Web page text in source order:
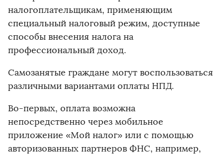
налогоплательщикам, применяющим
специальный налоговый режим, доступные
способы внесения налога на
профессиональный доход.
Самозанятые граждане могут воспользоваться
различными вариантами оплаты НПД.
Во-первых, оплата возможна
непосредственно через мобильное
приложение «Мой налог» или с помощью
авторизованных партнеров ФНС, например,